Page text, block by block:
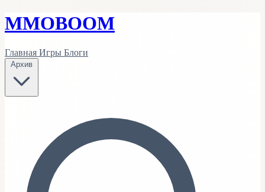
MMOBOOM
Главная Игры Блоги
Архив